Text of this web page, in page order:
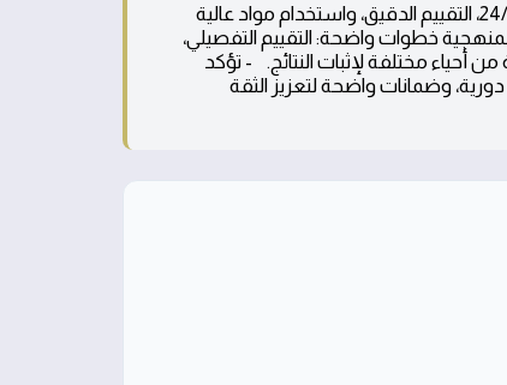
- تُعرض قصة نجاح صيانة باب حديد بالرياض مع التركيز على الاستجابة 24/7، التقييم الدقيق، واستخدام مواد عالية
خطوات واضحة: التقييم التفصيلي،
من أحياء مختلفة لإثبات النتائج. - تؤكد
وضمانات واضحة لتعزيز الثقة